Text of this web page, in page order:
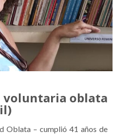
voluntaria oblata
Oblata – cumplió 41 años de